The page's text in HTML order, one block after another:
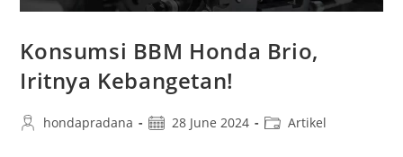
Konsumsi BBM Honda Brio,
Iritnya Kebangetan!
hondapradana 28 June 2024 Artikel